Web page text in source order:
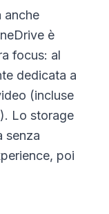
anche
è
focus: al
dedicata a
(incluse
Lo storage
senza
poi